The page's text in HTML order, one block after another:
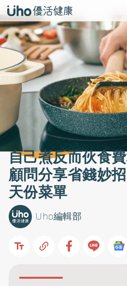
自己煮反而伙食
顧問分享省錢妙
天份菜單
Uho編輯部